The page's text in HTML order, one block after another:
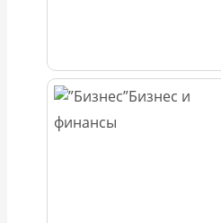
Бизнес и
финансы